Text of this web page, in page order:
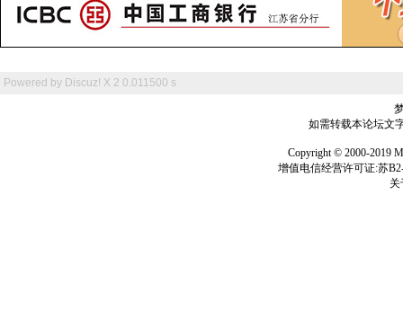
Powered by Discuz! X 2 0.011500 s
如需转载本论坛文
Copyright © 2000-2019
增值电信经营许可证:苏
关